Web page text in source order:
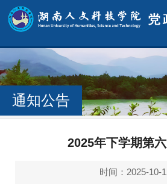
通知公告
2025年下学期第
时间：2025-10-